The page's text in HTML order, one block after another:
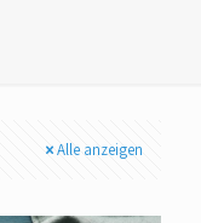
Alle anzeigen